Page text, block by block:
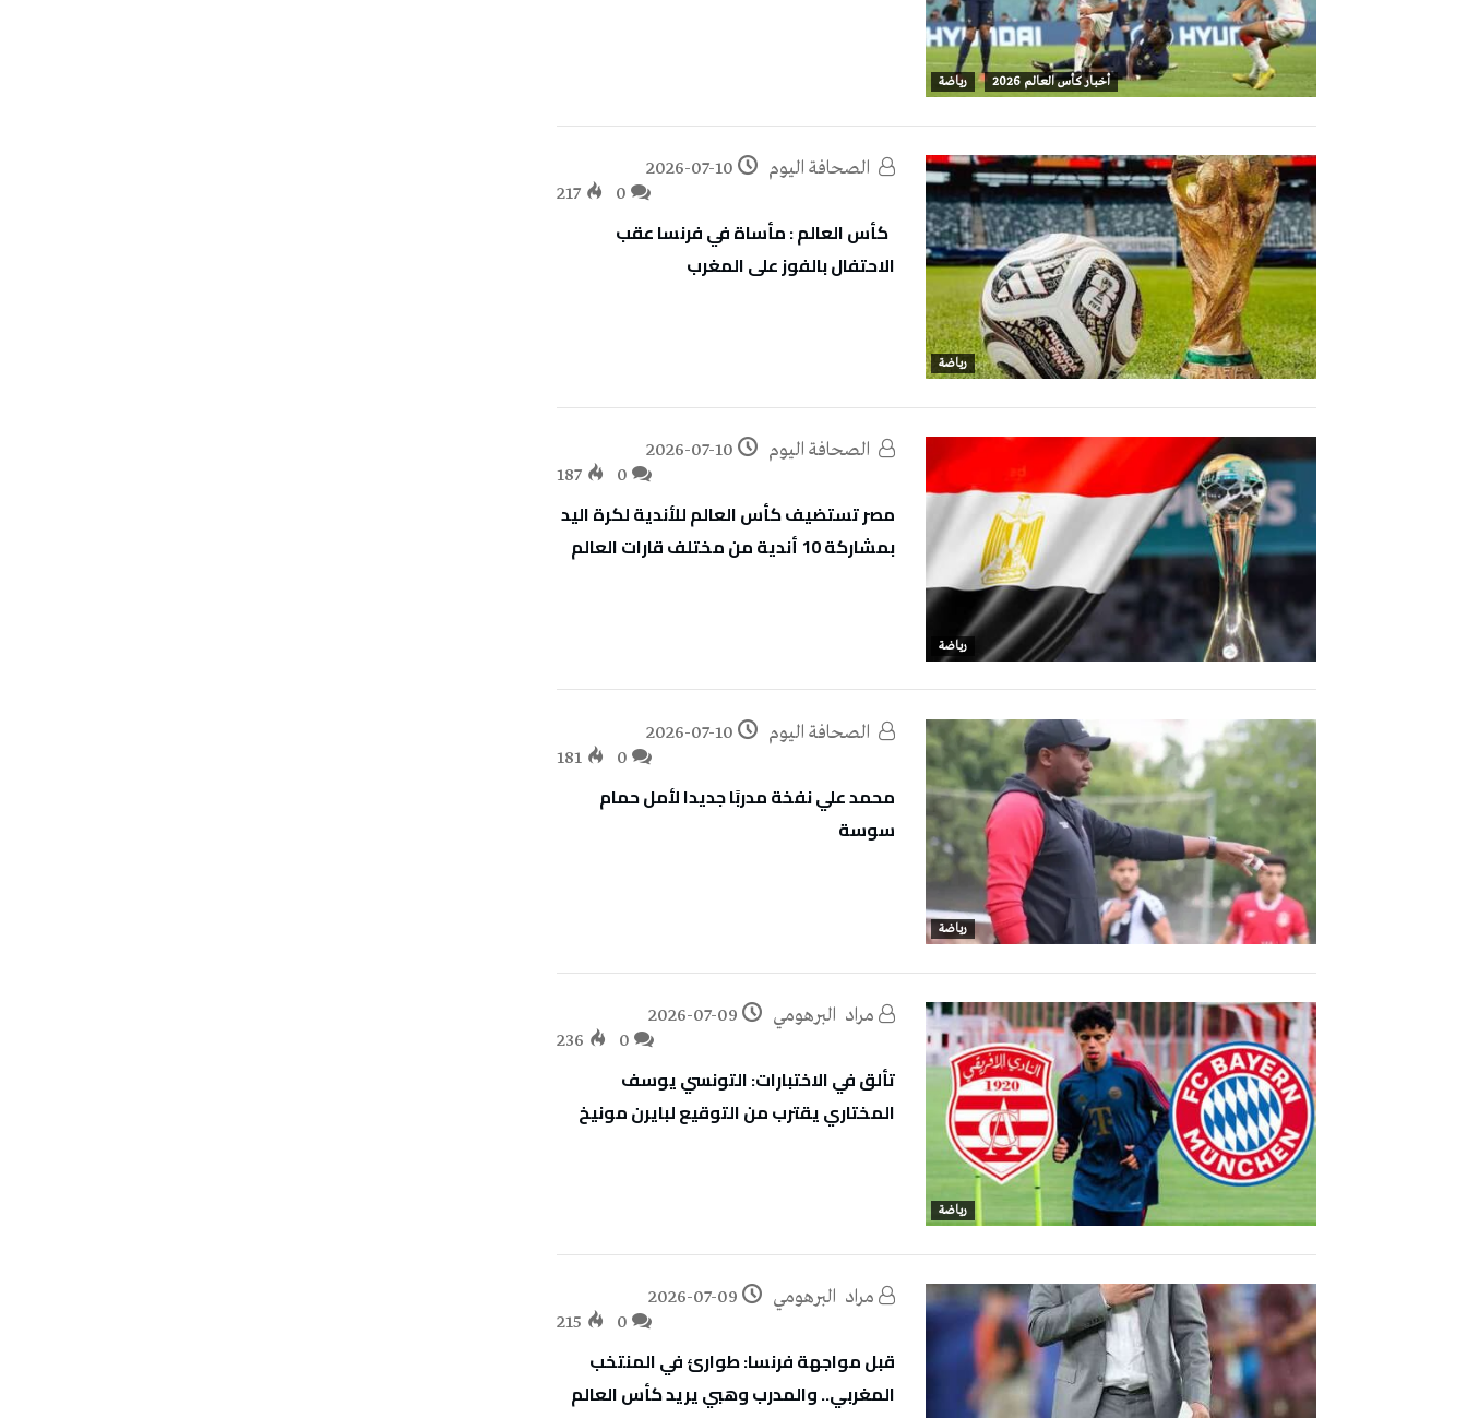
أخبار كأس العالم 2026 رياضة
رياضة
2026-07-10
217
كأس العالم : مأساة في فرنسا عقب
الاحتفال بالفوز على المغرب
رياضة
2026-07-10
187
مصر تستضيف كأس العالم للأندية لكرة اليد
بمشاركة 10 أندية من مختلف قارات العالم
رياضة
2026-07-10
181
محمد علي نفخة مدربًا جديدا لأمل حمام
سوسة
رياضة
مراد‭ ‬ البرهومي
2026-07-09
236
تألق في الاختبارات: التونسي يوسف
المختاري يقترب من التوقيع لبايرن مونيخ
مراد‭ ‬ البرهومي
2026-07-09
215
قبل مواجهة فرنسا: طوارئ في المنتخب
المغربي.. والمدرب وهبي يريد كأس العالم